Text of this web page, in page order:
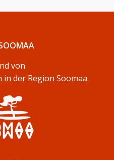
von
der Region Soomaa